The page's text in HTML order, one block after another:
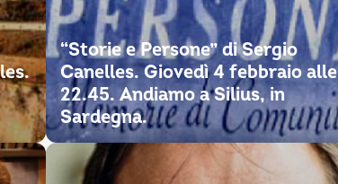
“Storie e Persone” di Sergio
Canelles. Giovedì 4 febbraio alle
22.45. Andiamo a Silius, in
Sardegna.